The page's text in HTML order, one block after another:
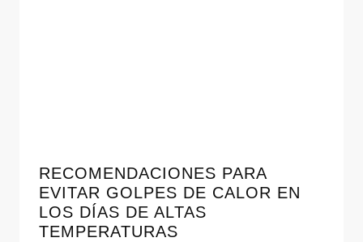
RECOMENDACIONES PARA
EVITAR GOLPES DE CALOR EN
LOS DÍAS DE ALTAS
TEMPERATURAS